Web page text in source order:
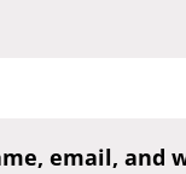
email, and